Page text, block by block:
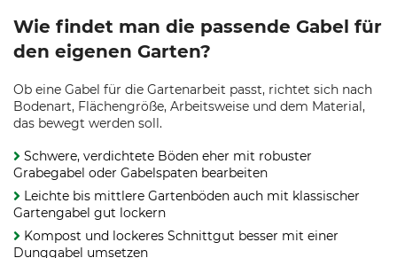
Wie findet man die passende Gabel für
den eigenen Garten?
Ob eine Gabel für die Gartenarbeit passt, richtet sich nach
Bodenart, Flächengröße, Arbeitsweise und dem Material,
das bewegt werden soll.
Schwere, verdichtete Böden eher mit robuster
Grabegabel oder Gabelspaten bearbeiten
Leichte bis mittlere Gartenböden auch mit klassischer
Gartengabel gut lockern
Kompost und lockeres Schnittgut besser mit einer
Dunggabel umsetzen